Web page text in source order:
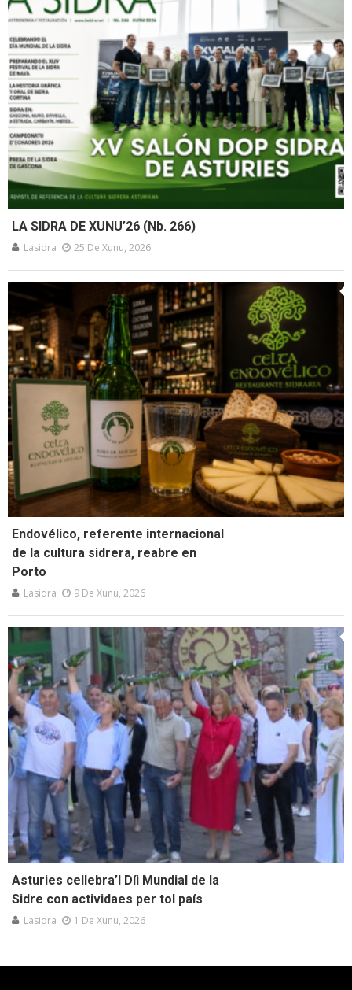
LA SIDRA DE XUNU’26 (Nb. 266)
Lasidra 25 De Xunu, 2026
Endovélico, referente internacional
de la cultura sidrera, reabre en
Porto
Lasidra 9 De Xunu, 2026
Asturies cellebra’l Díi Mundial de la
Sidre con actividaes per tol país
Lasidra 1 De Xunu, 2026